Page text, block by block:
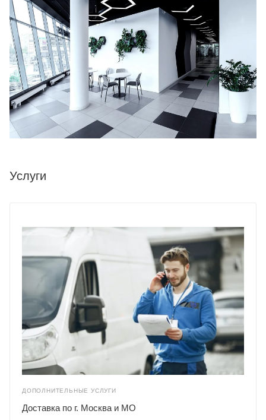
Услуги
ДОПОЛНИТЕЛЬНЫЕ УСЛУГИ
Доставка по г. Москва и МО